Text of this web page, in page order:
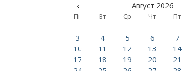
‹ Август 2026
Пн Вт Ср Чт Пт
3
4 5 6 7
10
11 12 13 14
17
18 19 20 21